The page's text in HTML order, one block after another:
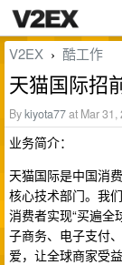
V2EX › 酷工作
天猫国际招
Bykiyota77at Mar 31,
业务简介：
天猫国际是中国消
核心技术部门。我
消费者实现“买遍全
子商务、电子支付
爱，让全球商家受